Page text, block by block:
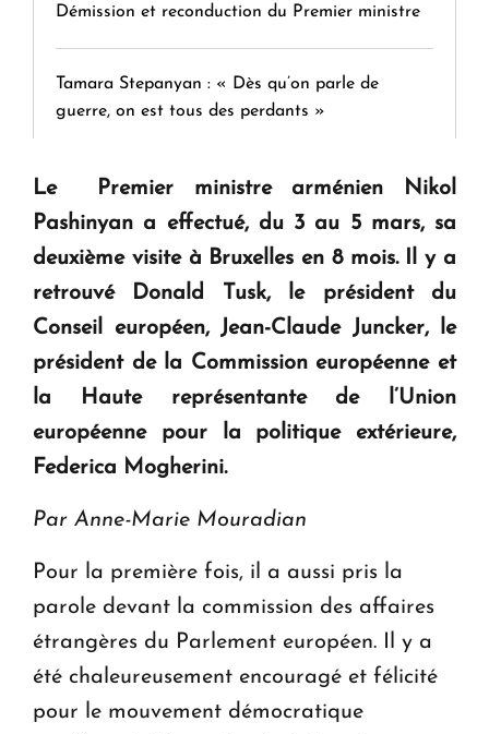
Démission et reconduction du Premier ministre
Tamara Stepanyan : « Dès qu’on parle de
guerre, on est tous des perdants »
" Tant qu'il n'existe pas d'alternative concrète, la
question d'un référendum ne se pose pas. "
KASA : 30 ans d'audace, de résilience et d'avenir
Le premier hôtel Hyatt Regency d'Arménie
ouvrira ses portes à Dilijan
Le Premier ministre arménien Nikol
Pashinyan a effectué, du 3 au 5 mars, sa
deuxième visite à Bruxelles en 8 mois. Il y a
retrouvé Donald Tusk, le président du
Conseil européen, Jean-Claude Juncker, le
président de la Commission européenne et
la Haute représentante de l’Union
européenne pour la politique extérieure,
Federica Mogherini.
Par Anne-Marie Mouradian
Pour la première fois, il a aussi pris la
parole devant la commission des affaires
étrangères du Parlement européen. Il y a
été chaleureusement encouragé et félicité
pour le mouvement démocratique